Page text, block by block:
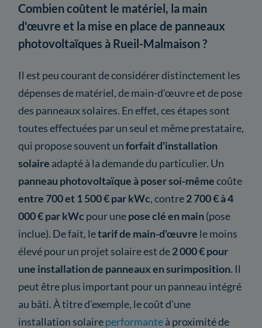
Combien coûtent le matériel, la main
d'œuvre et la mise en place de panneaux
photovoltaïques à Rueil-Malmaison ?
Il est peu courant de considérer distinctement les
dépenses de matériel, de main-d'œuvre et de pose
des panneaux solaires. En effet, ces étapes sont
toutes effectuées par un seul et même prestataire,
qui propose souvent unforfait d'installation
solaire adapté à la demande du particulier. Un
panneau photovoltaïque à poser soi-mêmecoûte
entre 700 et 1 500 € par kWc, contre2 700 € à 4
000 € par kWc pour unepose clé en main(pose
inclue). De fait, letarif de main-d'œuvre le moins
élevé pour un projet solaire est de2 000 € pour
une installation de panneaux en surimposition. Il
peut être plus important pour un panneau intégré
au bâti. À titre d'exemple, le coût d'une
installation solaireperformanteà proximité de